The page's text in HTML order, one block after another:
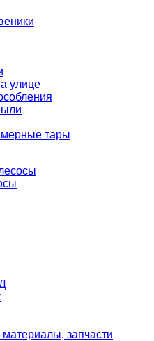
улице
тары
запчасти